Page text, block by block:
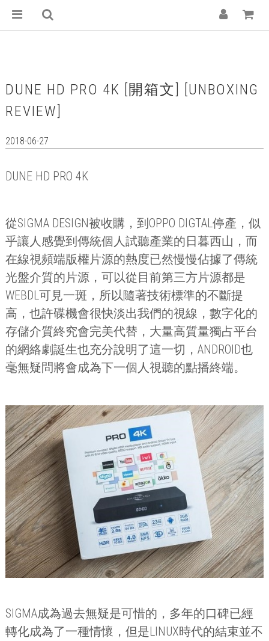
DUNE HD PRO 4K [開箱文] [UNBOXING
REVIEW]
2018-06-27
DUNE HD PRO 4K
從SIGMA DESIGN被收購，到 OPPO DIGTAL停產，似
乎讓人感覺到傳統個人試聽產業的日暮西山，而
在線視頻端版權片源的熱度已然慢慢佔據了傳統
光盤介質的片源，可以從目前第三方片源都是
WEBDL可見一斑，所以隨著技術標準的不斷提
高，也許碟機會很快淡出我們的視線，數字化的
存儲介質終究會完美代替，大量高質量獨占平台
的網絡劇誕生也充分說明了這一切， ANDROID也
毫無疑問將會成為下一個人視聽的點播終端。
SIGMA成為過去無疑是可惜的，多年的口碑已經
轉化成為了一種情懷，但是LINUX時代的結束並不